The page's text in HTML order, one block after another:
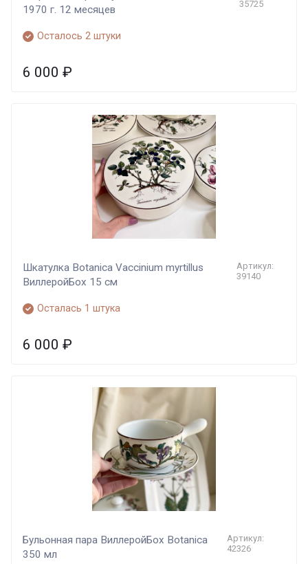
1970 г. 12 месяцев
35725
Осталось 2 штуки
6 000 ₽
Шкатулка Botanica Vaccinium myrtillus
ВиллеройБох 15 см
Артикул:
39140
Осталась 1 штука
6 000 ₽
Бульонная пара ВиллеройБох Botanica
350 мл
Артикул:
42326